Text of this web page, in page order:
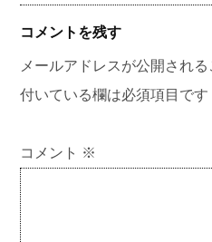
コメントを残す
メールアドレスが公開される
付いている欄は必須項目です
コメント ※